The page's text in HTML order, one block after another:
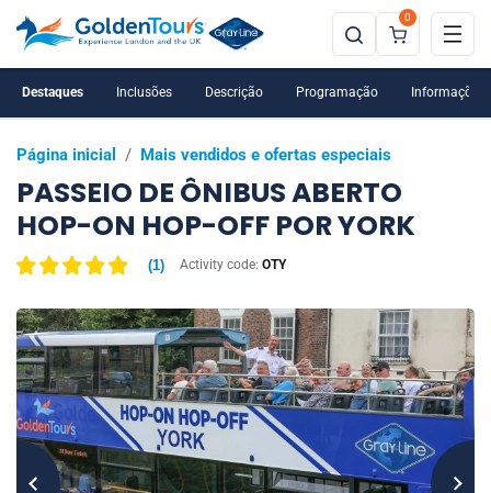
0
Página inicial / Mais vendidos e ofertas especiais
PASSEIO DE ÔNIBUS ABERTO
HOP-ON HOP-OFF POR YORK
(1) Activity code: OTY
Destaques Inclusões Descrição Programação Informações